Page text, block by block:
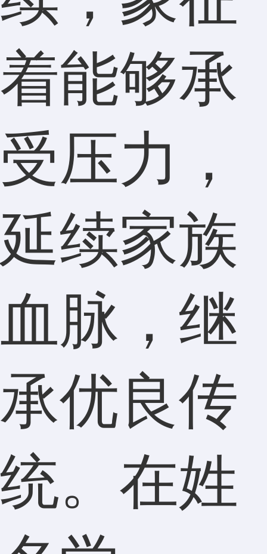
着能够承
受压力，
延续家族
血脉，继
承优良传
统。在姓